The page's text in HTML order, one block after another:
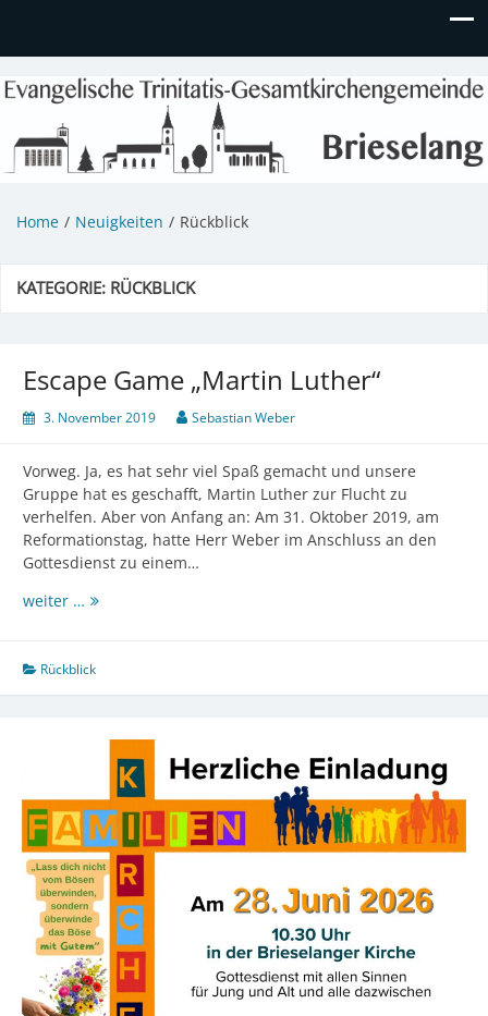
Evangelische Kirchengemeinde
Brieselang
Informationen zu Veranstaltungen, Gemeindeleben und
unserem Kindergarten
Home Neuigkeiten Rückblick
KATEGORIE: RÜCKBLICK
Escape Game „Martin Luther“
3. November 2019 Sebastian Weber
Vorweg. Ja, es hat sehr viel Spaß gemacht und unsere
Gruppe hat es geschafft, Martin Luther zur Flucht zu
verhelfen. Aber von Anfang an: Am 31. Oktober 2019, am
Reformationstag, hatte Herr Weber im Anschluss an den
Gottesdienst zu einem…
weiter … Escape
Luther“
Rückblick